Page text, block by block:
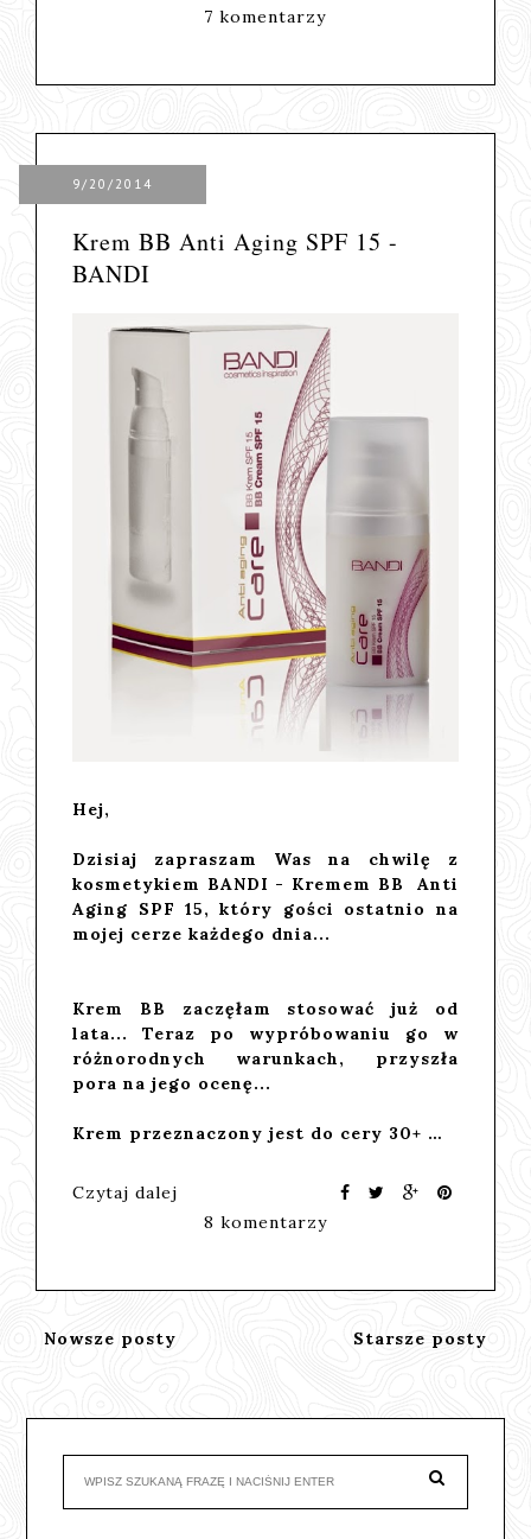
7 komentarzy
9/20/2014
Krem BB Anti Aging SPF 15 -
BANDI
Hej,
Dzisiaj zapraszam Was na chwilę z
kosmetykiem BANDI - Kremem BB Anti
Aging SPF 15, który gości ostatnio na
mojej cerze każdego dnia...
Krem BB zaczęłam stosować już od
lata... Teraz po wypróbowaniu go w
różnorodnych warunkach, przyszła
pora na jego ocenę...
Krem przeznaczony jest do cery 30+ …
Czytaj dalej
8 komentarzy
Nowsze posty Starsze posty